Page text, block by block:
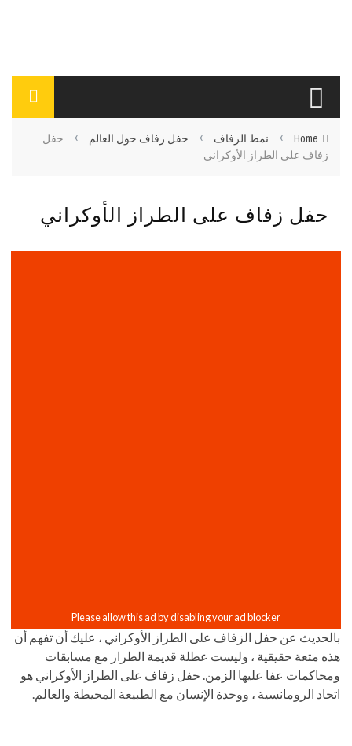
Home
› نمط الزفاف › حفل زفاف حول العالم ›
حفل
زفاف على الطراز الأوكراني
حفل زفاف على الطراز الأوكراني
بالحديث عن حفل الزفاف على الطراز الأوكراني ، عليك أن تفهم أن
هذه متعة حقيقية ، وليست عطلة قديمة الطراز مع مسابقات
ومحاكمات عفا عليها الزمن. حفل زفاف على الطراز الأوكراني هو
اتحاد الرومانسية ، ووحدة الإنسان مع الطبيعة المحيطة والعالم.